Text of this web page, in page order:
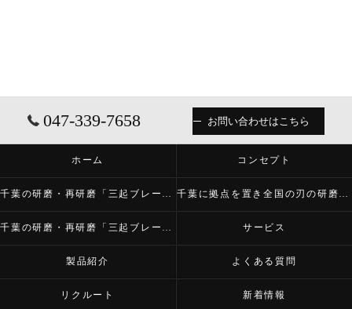
047-339-7658 お問い合わせはこちら
ホーム コンセプト
千葉の研磨・再研磨「三起ブレード株式会社」について 千葉に拠点を置き全国の刃の研磨・再研磨をする「三起ブレード株式会社」が必要とされる理由
千葉の研磨・再研磨「三起ブレード株式会社」の内容について サービス
製品紹介 よくある質問
リクルート 新着情報